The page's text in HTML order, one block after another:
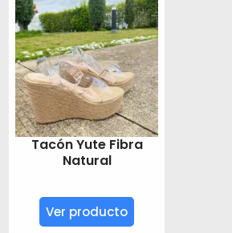
Tacón Yute Fibra
Natural
Ver producto